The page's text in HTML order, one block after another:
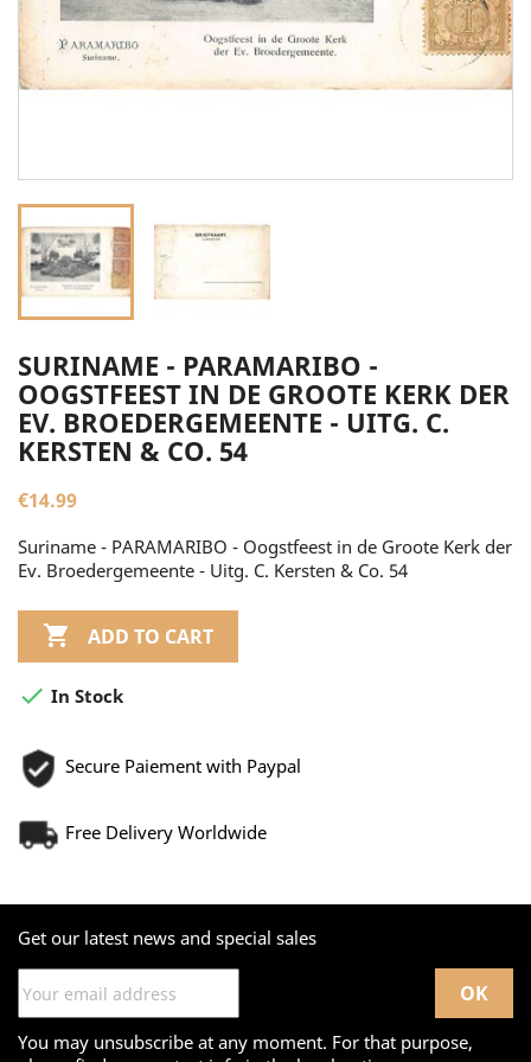
SURINAME - PARAMARIBO -
OOGSTFEEST IN DE GROOTE KERK DER
EV. BROEDERGEMEENTE - UITG. C.
KERSTEN & CO. 54
€14.99
Suriname - PARAMARIBO - Oogstfeest in de Groote Kerk der
Ev. Broedergemeente - Uitg. C. Kersten & Co. 54
 ADD TO CART
 In Stock
Secure Paiement with Paypal
Free Delivery Worldwide
Get our latest news and special sales
You may unsubscribe at any moment. For that purpose,